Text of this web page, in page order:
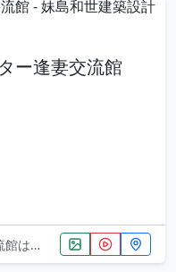
ー逢妻交流館
育施設です。シ